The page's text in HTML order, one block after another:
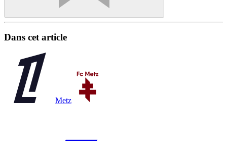
Dans cet article
Metz